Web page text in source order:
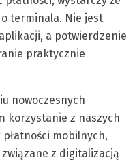
terminala. Nie jest
a potwierdzenie
praktycznie
nowoczesnych
korzystanie z naszych
mobilnych,
z digitalizacją